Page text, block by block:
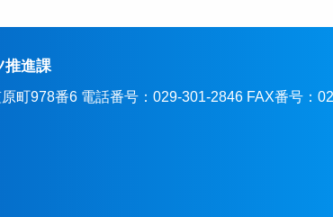
推進課
町978番6 電話番号：029-301-2846 FAX番号：